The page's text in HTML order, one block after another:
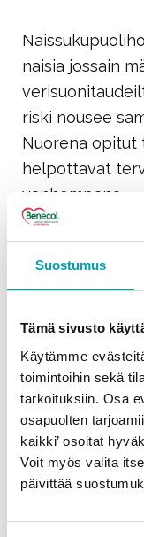
Suostumus
Tämä sivusto
Käytämme
toimintoihin sekä
tarkoituksiin. Osa
osapuolten
kaikki’ osoitat
Voit myös valita
päivittää
naisia jossain
riski nousee
Nuorena opitut
helpottavat
vanhempana.
Lue lisää
Tutustu
riskitekijöihin
Katso
suosituksia
hallintaan
JAA KIRJOITUS